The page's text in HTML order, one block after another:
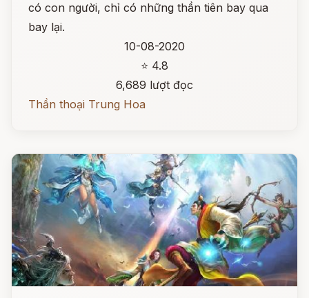
có con người, chỉ có những thần tiên bay qua
bay lại.
10-08-2020
⭐ 4.8
6,689 lượt đọc
Thần thoại Trung Hoa